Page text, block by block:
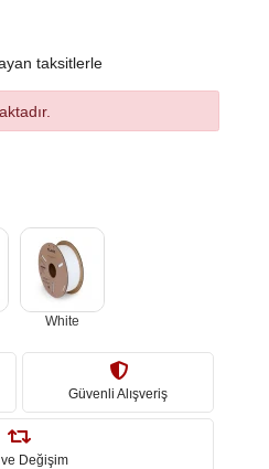
taksitlerle
White
Güvenli Alışveriş
ve Değişim